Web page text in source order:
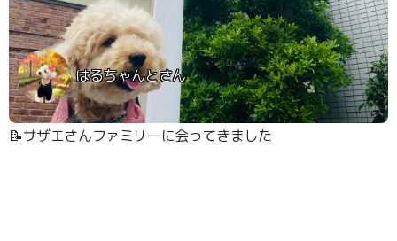
はるちゃんとさん
📝サザエさんファミリーに会ってきました